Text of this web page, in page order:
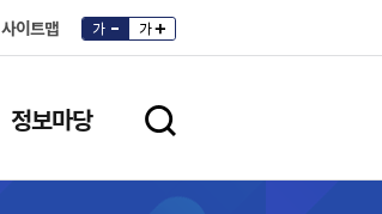
사이트맵 가 가
정보마당 검색영역 열기